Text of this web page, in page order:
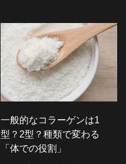
一般的なコラーゲンは1
型？2型？種類で変わる
「体での役割」